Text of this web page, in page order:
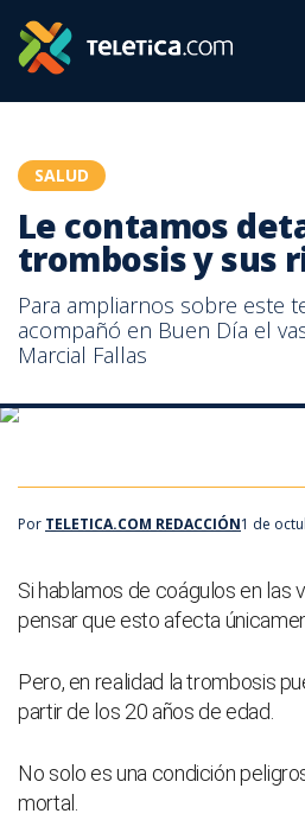
SALUD
Le contamos
trombosis y sus
Para ampliarnos sobre este
acompañó en Buen Día el
Marcial Fallas
Por TELETICA.COM REDACCIÓN1 de
Si hablamos de coágulos en las
pensar que esto afecta
Pero, en realidad la trombosis
partir de los 20 años de edad.
No solo es una condición
mortal.